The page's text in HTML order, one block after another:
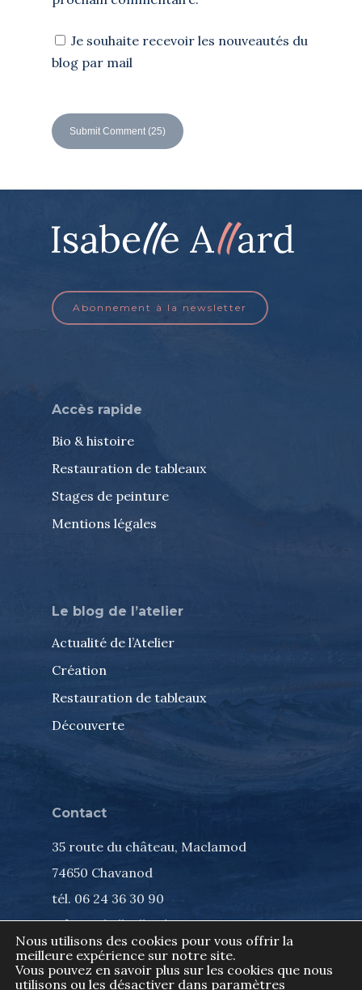
Je souhaite recevoir les nouveautés du
blog par mail
Abonnement à la newsletter
Accès rapide
Bio & histoire
Restauration de tableaux
Stages de peinture
Mentions légales
Le blog de l’atelier
Actualité de l’Atelier
Création
Restauration de tableaux
Découverte
Contact
35 route du château, Maclamod
74650 Chavanod
tél. 06 24 36 30 90
info@isabelleallard.com
Tous droits réservés, Isabelle Allard ©
Nous utilisons des cookies pour vous offrir la
meilleure expérience sur notre site.
Vous pouvez en savoir plus sur les cookies que nous
utilisons ou les désactiver dans paramètres